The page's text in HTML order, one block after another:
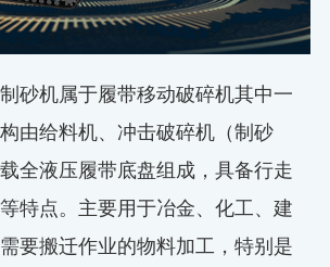
机属于履带移动破碎机其中一
由给料机、冲击破碎机（制砂
全液压履带底盘组成，具备行走
特点。主要用于冶金、化工、建
要搬迁作业的物料加工，特别是